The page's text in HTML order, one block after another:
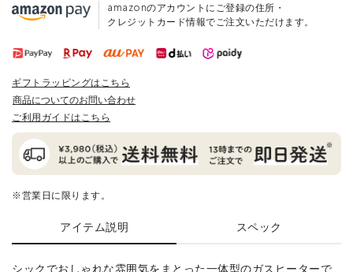
amazonのアカウントにご登録の住所・
クレジットカード情報でご注文いただけます。
ギフトラッピングはこちら
商品についてのお問い合わせ
ご利用ガイドはこちら
※営業日に限ります。
アイテム説明 スペック
シックでおしゃれな雰囲気をまとった一体型のガスヒーターで